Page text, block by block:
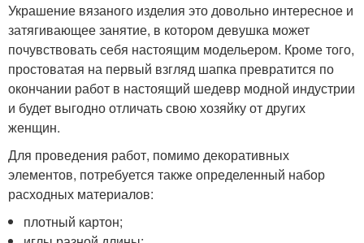
Украшение вязаного изделия это довольно интересное и
затягивающее занятие, в котором девушка может
почувствовать себя настоящим модельером. Кроме того,
простоватая на первый взгляд шапка превратится по
окончании работ в настоящий шедевр модной индустрии
и будет выгодно отличать свою хозяйку от других
женщин.
Для проведения работ, помимо декоративных
элементов, потребуется также определенный набор
расходных материалов:
плотный картон;